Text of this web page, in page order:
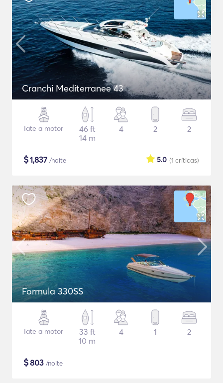
Cranchi Mediterranee 43
Iate a motor
46 ft
14 m
4 2 2
$1,837 /noite (1 críticas)
5.0
Formula 330SS
Iate a motor
33 ft
10 m
4 1 2
$803 /noite